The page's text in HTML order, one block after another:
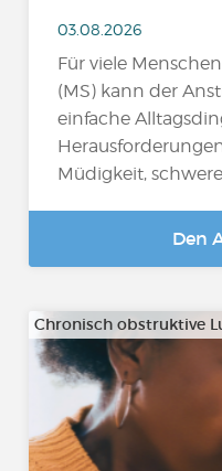
03.08.2026
Für viele
(MS) kann der
einfache
Müdigkeit,
Den
Chronisch obstruktive